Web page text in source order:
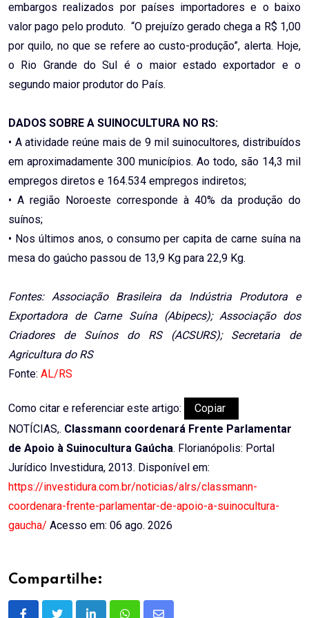
embargos realizados por países importadores e o baixo
valor pago pelo produto. “O prejuízo gerado chega a R$ 1,00
por quilo, no que se refere ao custo-produção”, alerta. Hoje,
o Rio Grande do Sul é o maior estado exportador e o
segundo maior produtor do País.
DADOS SOBRE A SUINOCULTURA NO RS:
• A atividade reúne mais de 9 mil suinocultores, distribuídos
em aproximadamente 300 municípios. Ao todo, são 14,3 mil
empregos diretos e 164.534 empregos indiretos;
• A região Noroeste corresponde à 40% da produção do
suínos;
• Nos últimos anos, o consumo per capita de carne suína na
mesa do gaúcho passou de 13,9 Kg para 22,9 Kg.
Fontes: Associação Brasileira da Indústria Produtora e
Exportadora de Carne Suína (Abipecs); Associação dos
Criadores de Suínos do RS (ACSURS); Secretaria de
Agricultura do RS
Fonte: AL/RS
Como citar e referenciar este artigo:
Copiar
NOTÍCIAS,. Classmann coordenará Frente Parlamentar
de Apoio à Suinocultura Gaúcha. Florianópolis: Portal
Jurídico Investidura, 2013. Disponível em:
https://investidura.com.br/noticias/alrs/classmann-
coordenara-frente-parlamentar-de-apoio-a-suinocultura-
gaucha/ Acesso em: 06 ago. 2026
Compartilhe: